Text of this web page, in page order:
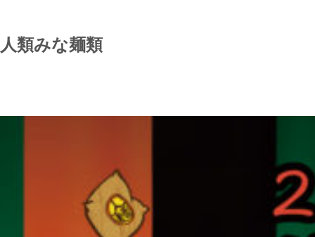
人類みな麺類